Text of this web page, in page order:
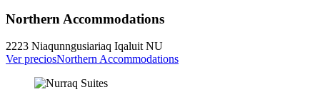
Northern Accommodations
2223 Niaqunngusiariaq Iqaluit NU
Ver preciosNorthern Accommodations